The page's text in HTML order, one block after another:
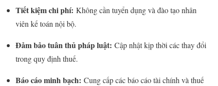
Tiết kiệm chi phí: Không cần tuyển dụng và đào tạo nhân
viên kế toán nội bộ.
Đảm bảo tuân thủ pháp luật: Cập nhật kịp thời các thay đổi
trong quy định thuế.
Báo cáo minh bạch: Cung cấp các báo cáo tài chính và thuế